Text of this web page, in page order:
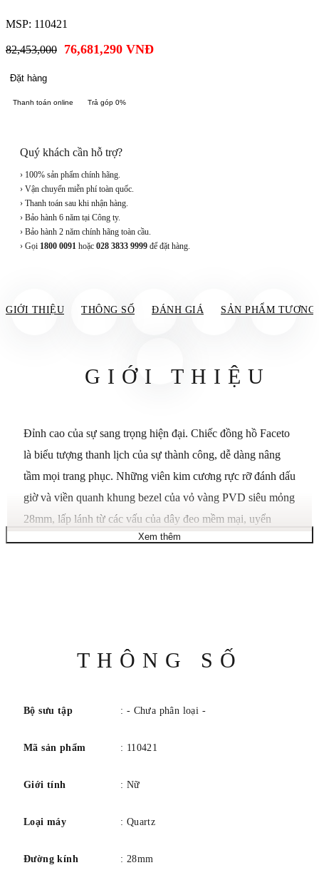
MSP: 110421
82,453,000 76,681,290 VNĐ
Đặt hàng
Thanh toán online Trả góp 0%
Quý khách cần hỗ trợ?
› 100% sản phẩm chính hãng.
› Vận chuyển miễn phí toàn quốc.
› Thanh toán sau khi nhận hàng.
› Bảo hành 6 năm tại Công ty.
› Bảo hành 2 năm chính hãng toàn cầu.
› Gọi 1800 0091 hoặc 028 3833 9999 để đặt hàng.
GIỚI THIỆU THÔNG SỐ ĐÁNH GIÁ SẢN PHẨM TƯƠNG
GIỚI THIỆU
Đỉnh cao của sự sang trọng hiện đại. Chiếc đồng hồ Faceto
là biểu tượng thanh lịch của sự thành công, dễ dàng nâng
tầm mọi trang phục. Những viên kim cương rực rỡ đánh dấu
giờ và viền quanh khung bezel của vỏ vàng PVD siêu mỏng
28mm, lấp lánh từ các vấu của dây đeo mềm mại, uyển
chuyển. Mặt số màu đen với một viên kim cương hình bầu
lượng carat: 0.296. Độ tinh khiết của đá quý: S1. Dây đeo:
Dây đeo mắt xích bằng thép không gỉ mạ PVD vàng. Hình
Xem thêm
THÔNG SỐ
Bộ sưu tập : - Chưa phân loại -
Mã sản phẩm : 110421
Giới tính : Nữ
Loại máy : Quartz
Đường kính : 28mm